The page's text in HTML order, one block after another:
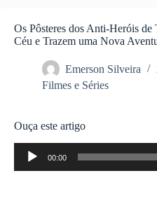
Os Pôsteres dos Anti-Heróis
Céu e Trazem uma Nova
Emerson Silveira
Filmes e Séries
Ouça este artigo
Tocador
áudio
00:00